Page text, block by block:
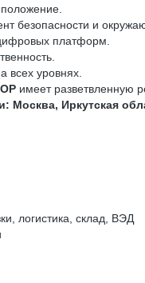
безопасности и
платформ.
всех уровнях.
имеет разветвленную
Москва, Иркутская
логистика, склад, ВЭД